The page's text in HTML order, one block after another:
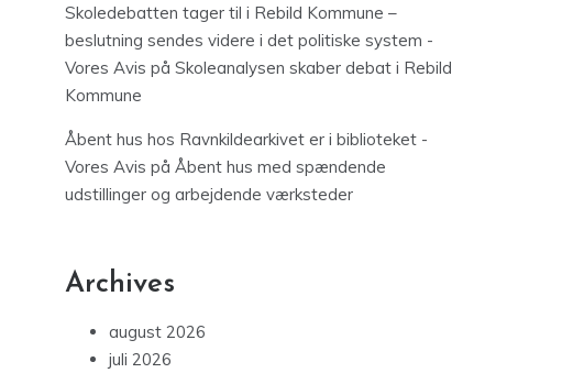
Skoledebatten tager til i Rebild Kommune –
beslutning sendes videre i det politiske system -
Vores Avis på Skoleanalysen skaber debat i Rebild
Kommune
Åbent hus hos Ravnkildearkivet er i biblioteket -
Vores Avis på Åbent hus med spændende
udstillinger og arbejdende værksteder
Archives
august 2026
juli 2026